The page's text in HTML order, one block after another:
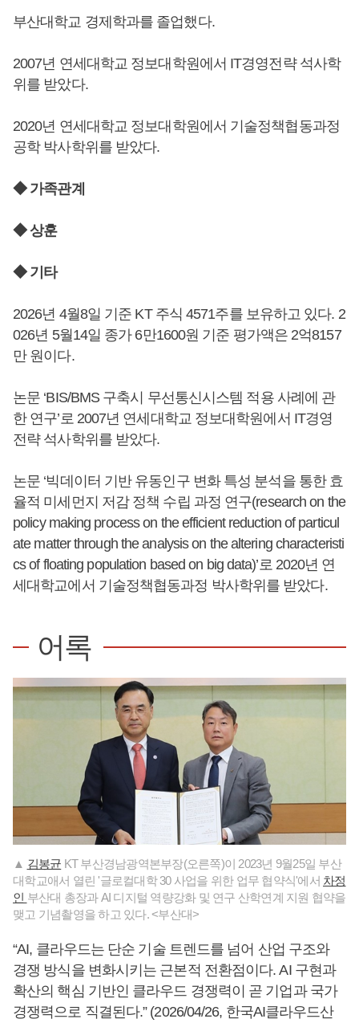
부산대학교 경제학과를 졸업했다.
2007년 연세대학교 정보대학원에서 IT경영전략 석사학
위를 받았다.
2020년 연세대학교 정보대학원에서 기술정책협동과정
공학 박사학위를 받았다.
◆ 가족관계
◆ 상훈
◆ 기타
2026년 4월8일 기준 KT 주식 4571주를 보유하고 있다. 2
026년 5월14일 종가 6만1600원 기준 평가액은 2억8157
만 원이다.
논문 ‘BIS/BMS 구축시 무선통신시스템 적용 사례에 관
한 연구’로 2007년 연세대학교 정보대학원에서 IT경영
전략 석사학위를 받았다.
논문 ‘빅데이터 기반 유동인구 변화 특성 분석을 통한 효
율적 미세먼지 저감 정책 수립 과정 연구(research on the
policy making process on the efficient reduction of particul
ate matter through the analysis on the altering characteristi
cs of floating population based on big data)’로 2020년 연
세대학교에서 기술정책협동과정 박사학위를 받았다.
어록
▲ 김봉균 KT 부산경남광역본부장(오른쪽)이 2023년 9월25일 부산
대학교애서 열린 '글로컬대학 30 사업을 위한 업무 협약식'에서 차정
인 부산대 총장과 AI 디지털 역량강화 및 연구 산학연계 지원 협약을
맺고 기념촬영을 하고 있다. <부산대>
“AI, 클라우드는 단순 기술 트렌드를 넘어 산업 구조와
경쟁 방식을 변화시키는 근본적 전환점이다. AI 구현과
확산의 핵심 기반인 클라우드 경쟁력이 곧 기업과 국가
경쟁력으로 직결된다.” (2026/04/26, 한국AI클라우드산